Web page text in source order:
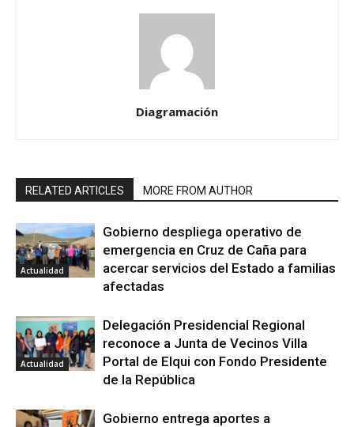
Diagramación
RELATED ARTICLES MORE FROM AUTHOR
Actualidad
Gobierno despliega operativo de
emergencia en Cruz de Caña para
acercar servicios del Estado a familias
afectadas
Actualidad
Delegación Presidencial Regional
reconoce a Junta de Vecinos Villa
Portal de Elqui con Fondo Presidente
de la República
Gobierno entrega aportes a